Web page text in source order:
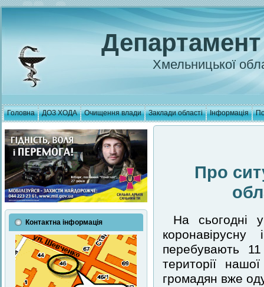
Хмельницької
Головна ДОЗ ХОДА Очищення влади Заклади області Інформація
Контактна інформація
Про
На сьогодні
перебувають
території
громадян вже